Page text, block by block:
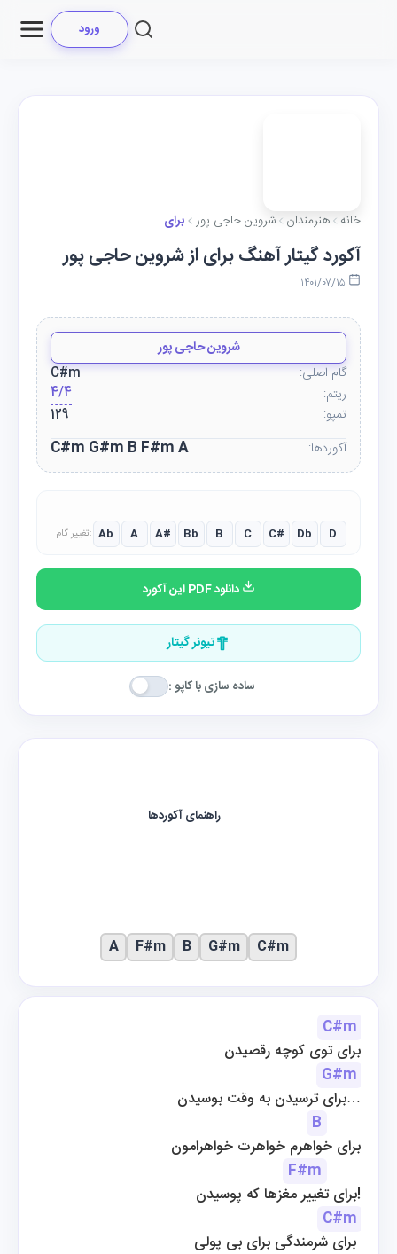
ورود
خانه هنرمندان شروین حاجی پور برای
آکورد گیتار آهنگ برای از شروین حاجی پور
شروین حاجی پور
گام اصلی:
C#m
ریتم:
4/4
تمپو:
129
آکوردها:
C#m G#m B F#m A
تغییر گام: Ab A A# Bb B C C# Db D
دانلود PDF این آکورد
تیونر گیتار
ساده سازی با کاپو :
C#m
برای توی کوچه رقصیدن
G#m
برای ترسیدن به وقت بوسیدن…
B
برای خواهرم خواهرت خواهرامون
F#m
برای تغییر مغزها که پوسیدن!
C#m
راهنمای آکوردها
C#m
G#m
B
F#m
A